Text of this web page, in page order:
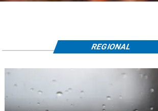
REGIONAL